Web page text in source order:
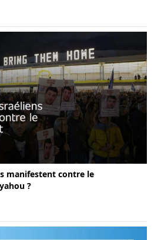
manifestent contre le
?